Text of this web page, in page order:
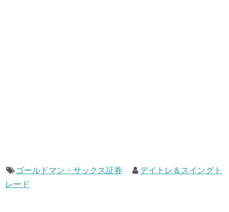
ゴールドマン・サックス証券
デイトレ＆スイングト
レード